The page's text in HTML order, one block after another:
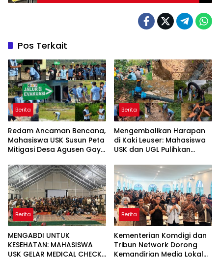
Pos Terkait
Berita
Redam Ancaman Bencana,
Mahasiswa USK Susun Peta
Mitigasi Desa Agusen Gayo
Berita
Mengembalikan Harapan
di Kaki Leuser: Mahasiswa
USK dan UGL Pulihkan
Agusen
Berita
MENGABDI UNTUK
KESEHATAN: MAHASISWA
USK GELAR MEDICAL CHECK
Berita
Kementerian Komdigi dan
Tribun Network Dorong
Kemandirian Media Lokal